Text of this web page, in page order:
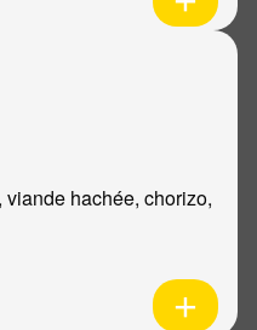
hachée, chorizo,